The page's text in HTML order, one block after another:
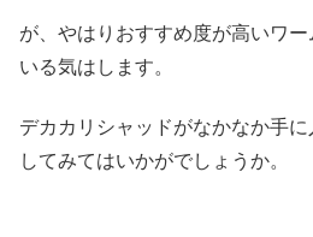
が、やはりおすすめ度が高いワ
いる気はします。
デカカリシャッドがなかなか手
してみてはいかがでしょうか。